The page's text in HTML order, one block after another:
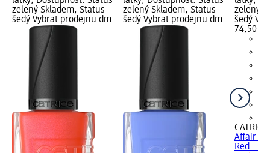
zelený Skladem, Status
šedý Vybrat prodejnu dm
zelený Skladem, Status
šedý Vybrat prodejnu dm
zelený
šedý
74,50 Kč
CATRICE
Affair
Red...,